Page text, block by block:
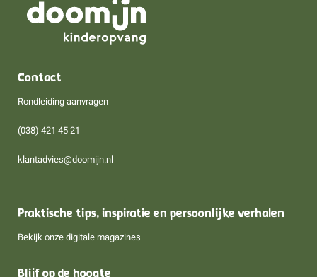
Contact
Rondleiding aanvragen
(038) 421 45 21
klantadvies@doomijn.nl
Praktische tips, inspiratie en persoonlijke verhalen
Bekijk onze digitale magazines
Blijf op de hoogte